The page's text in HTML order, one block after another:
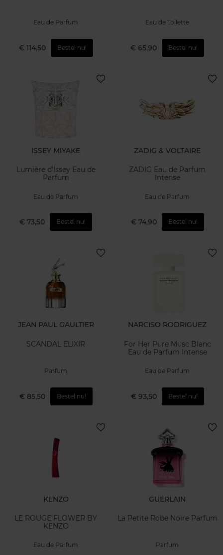
Eau de Parfum
€ 114,50 Bestel nu!
Eau de Toilette
€ 65,90 Bestel nu!
ISSEY MIYAKE
Lumière d'Issey Eau de
Parfum
Eau de Parfum
€ 73,50 Bestel nu!
ZADIG & VOLTAIRE
ZADIG Eau de Parfum
Intense
Eau de Parfum
€ 74,90 Bestel nu!
JEAN PAUL GAULTIER
SCANDAL ELIXIR
Parfum
€ 85,50 Bestel nu!
NARCISO RODRIGUEZ
For Her Pure Musc Blanc
Eau de Parfum Intense
Eau de Parfum
€ 93,50 Bestel nu!
KENZO
LE ROUGE FLOWER BY
KENZO
Eau de Parfum
GUERLAIN
La Petite Robe Noire Parfum
Parfum